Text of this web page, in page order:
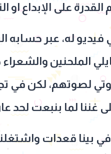
على الإبداع او
له، عبر حسابه
الملحنين
لصوتهم، لكن في
غننا لما بنبعت
بينا قعدات